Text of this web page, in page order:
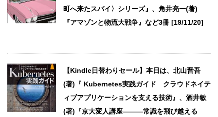
町へ来たスパイ〉シリーズ』、角井亮一(著)
『アマゾンと物流大戦争』など3冊 [19/11/20]
【Kindle日替わりセール】本日は、北山晋吾
(著)『 Kubernetes実践ガイド クラウドネイテ
ィブアプリケーションを支える技術』、酒井敏
(著)『京大変人講座―――常識を飛び越える